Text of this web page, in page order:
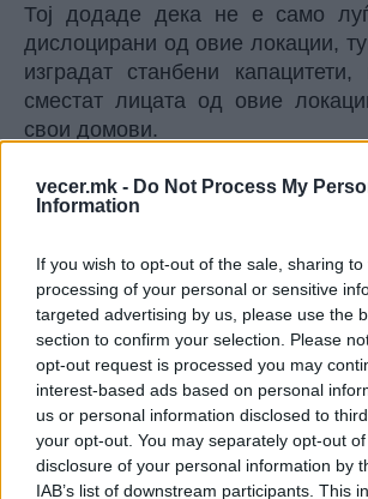
vecer.mk - Do Not Process My
Information
If you wish to opt-out of the sale, sharing
processing of your personal or sensitive
targeted advertising by us, please use the
section to confirm your selection. Please
opt-out request is processed you may
interest-based ads based on personal
us or personal information disclosed to
your opt-out. You may separately opt-out
disclosure of your personal information by
IAB’s list of downstream participants. This
Тој додаде дека не е само
дислоцирани од овие локации,
изградат станбени
сместат лицата од овие
свои домови.
план за да можат овие лица
бидат дислоцирани од
информацијата веќе е
процедура е“, посочи Велковски.
Тој истакна дека овој
подолготраен, бидејќи е
на станбеното прашање на
кои живеат на неколку локации.
Велковски како позитивен
Штип, каде што во новите